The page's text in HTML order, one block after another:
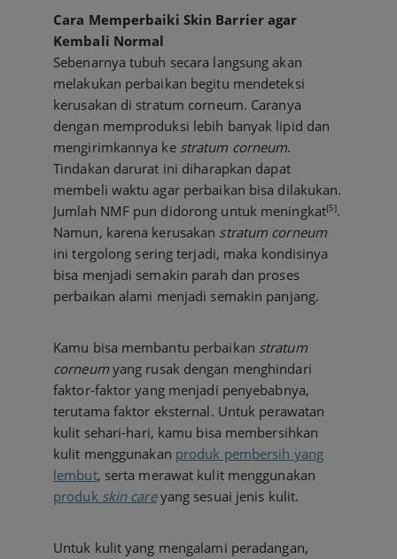
Cara Memperbaiki Skin Barrier agar
Kembali Normal
Sebenarnya tubuh secara langsung akan
melakukan perbaikan begitu mendeteksi
kerusakan di stratum corneum. Caranya
dengan memproduksi lebih banyak lipid dan
mengirimkannya ke stratum corneum.
Tindakan darurat ini diharapkan dapat
membeli waktu agar perbaikan bisa dilakukan.
Jumlah NMF pun didorong untuk meningkat[5].
Namun, karena kerusakan stratum corneum
ini tergolong sering terjadi, maka kondisinya
bisa menjadi semakin parah dan proses
perbaikan alami menjadi semakin panjang.
Kamu bisa membantu perbaikan stratum
corneumyang rusak dengan menghindari
faktor-faktor yang menjadi penyebabnya,
terutama faktor eksternal. Untuk perawatan
kulit sehari-hari, kamu bisa membersihkan
kulit menggunakan produk pembersih yang
lembut, serta merawat kulit menggunakan
produk skin careyang sesuai jenis kulit.
Untuk kulit yang mengalami peradangan,